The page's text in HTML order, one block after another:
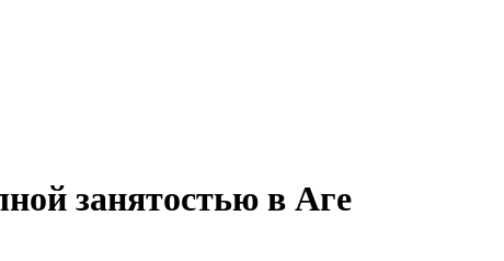
занятостью в Аге